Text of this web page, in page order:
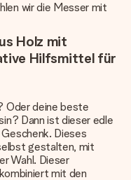
wir die Messer mit
Holz mit
Hilfsmittel für
Oder deine beste
Dann ist dieser edle
Dieses
gestalten, mit
Wahl. Dieser
mit den